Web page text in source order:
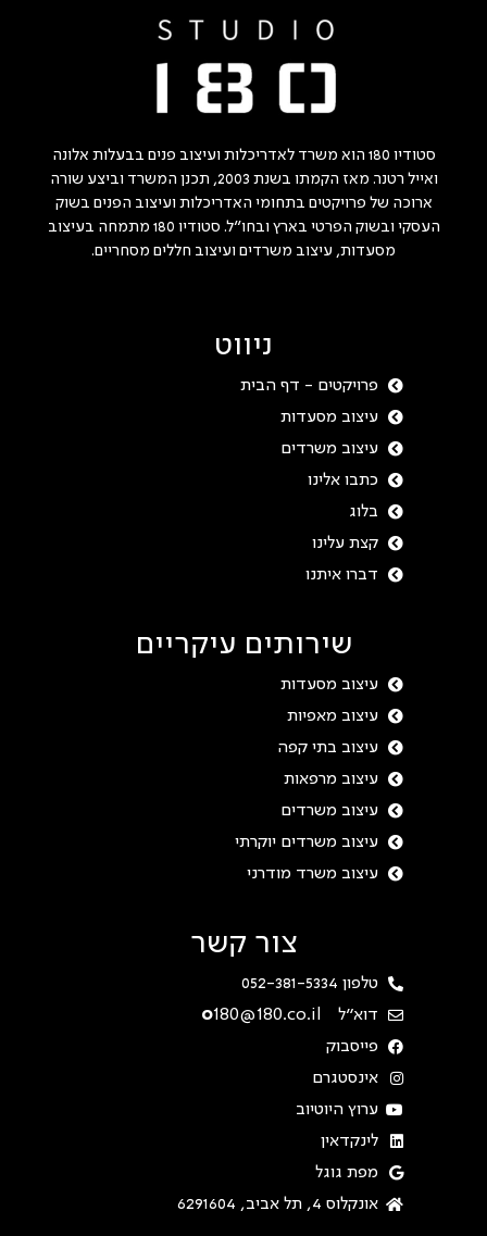
סטודיו 180 הוא משרד לאדריכלות ועיצוב פנים בבעלות אלונה
ואייל רטנר. מאז הקמתו בשנת 2003, תכנן המשרד וביצע שורה
ארוכה של פרויקטים בתחומי האדריכלות ועיצוב הפנים בשוק
העסקי ובשוק הפרטי בארץ ובחו"ל. סטודיו 180 מתמחה בעיצוב
מסעדות, עיצוב משרדים ועיצוב חללים מסחריים.
ניווט
פרויקטים - דף הבית
עיצוב מסעדות
עיצוב משרדים
כתבו אלינו
בלוג
קצת עלינו
דברו איתנו
שירותים עיקריים
עיצוב מסעדות
עיצוב מאפיות
עיצוב בתי קפה
עיצוב מרפאות
עיצוב משרדים
עיצוב משרדים יוקרתי
עיצוב משרד מודרני
צור קשר
טלפון 052-381-5334
דוא"ל
o180@180.co.il
פייסבוק
אינסטגרם
ערוץ היוטיוב
לינקדאין
מפת גוגל
אונקלוס 4, תל אביב, 6291604